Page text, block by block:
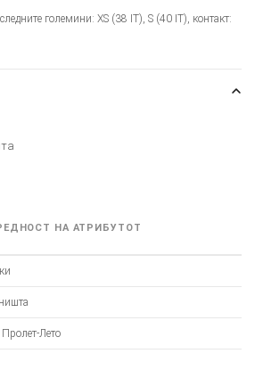
големини: XS (38 IT), S (40 IT), контакт:
НА АТРИБУТОТ
Лето